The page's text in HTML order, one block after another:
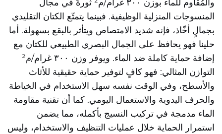
والمُقاوم للماء بوزن ٣٠٠ غرام/م² ثورةً في مجال
المنسوجات المنزلية الوظيفية. فبينما يتمتّع الكتان التقليدي
بجمالٍ أخّاذ، فإنه شديد الامتصاص ويتأثر بالبقع بسهولة. أما
حلينا فهو يحافظ على الجمال البصري الطبيعي للكتان مع
إضافة حماية كاملة ضد الماء. ويوفر وزن ٣٠٠ غرام/م²
التوازن المثالي: فهو كافٍ لتوفير حماية حقيقية للأثاث
والأسطح، وفي الوقت نفسه سهل الاستخدام في الخياطة
والحرف اليدوية والاستعمال اليومي. كما أن تقنية مقاومة
الماء مدمجة في تركيب النسيج بأكمله، مما يضمن
استمرار الحماية خلال عمليات التنظيف والاستخدام، وليس